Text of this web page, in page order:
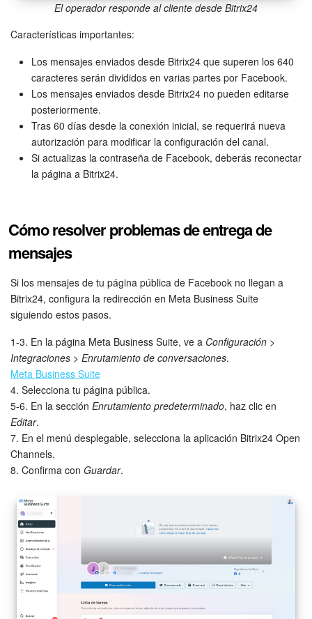
El operador responde al cliente desde Bitrix24
Características importantes:
Los mensajes enviados desde Bitrix24 que superen los 640
caracteres serán divididos en varias partes por Facebook.
Los mensajes enviados desde Bitrix24 no pueden editarse
posteriormente.
Tras 60 días desde la conexión inicial, se requerirá nueva
autorización para modificar la configuración del canal.
Si actualizas la contraseña de Facebook, deberás reconectar
la página a Bitrix24.
Cómo resolver problemas de entrega de
mensajes
Si los mensajes de tu página pública de Facebook no llegan a
Bitrix24, configura la redirección en Meta Business Suite
siguiendo estos pasos.
1-3. En la página Meta Business Suite, ve a Configuración >
Integraciones > Enrutamiento de conversaciones.
Meta Business Suite
4. Selecciona tu página pública.
5-6. En la sección Enrutamiento predeterminado, haz clic en
Editar.
7. En el menú desplegable, selecciona la aplicación Bitrix24 Open
Channels.
8. Confirma con Guardar.